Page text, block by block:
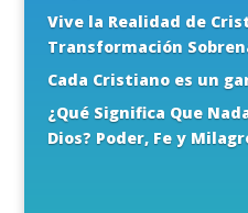
Vive la Realidad de
Transformación
Cada Cristiano es un
¿Qué Significa Que
Dios? Poder, Fe y